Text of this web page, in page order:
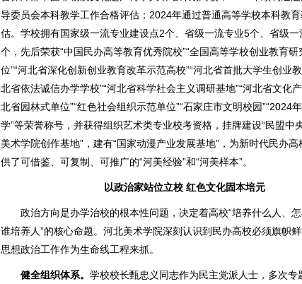
导委员会本科教学工作合格评估；2024年通过普通高等学校本科教
估。学校拥有国家级一流专业建设点2个、省级一流专业5个、省级
个，先后荣获“中国民办高等教育优秀院校”“全国高等学校创业教育
位”“河北省深化创新创业教育改革示范高校”“河北省首批大学生创业
北省依法诚信办学学校”“河北省科学社会主义调研基地”“河北省文化
北省园林式单位”“红色社会组织示范单位”“石家庄市文明校园”“2024
学”等荣誉称号，并获得组织艺术类专业校考资格，挂牌建设“民盟中
美术学院创作基地”，建有“国家动漫产业发展基地”，为新时代民办
供了可借鉴、可复制、可推广的“河美经验”和“河美样本”。
以政治家站位立校 红色文化固本培元
政治方向是办学治校的根本性问题，决定着高校“培养什么人、
谁培养人”的核心命题。河北美术学院深刻认识到民办高校必须旗帜
思想政治工作作为生命线工程来抓。
健全组织体系。 学校校长甄忠义同志作为民主党派人士，多次专